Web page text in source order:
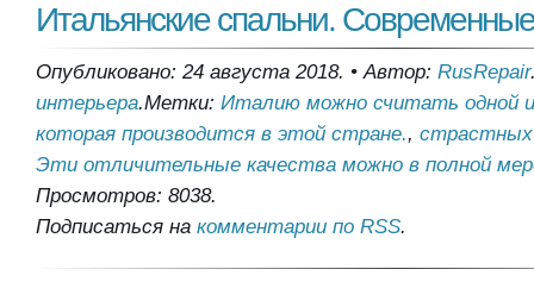
Итальянские спальни.
Опубликовано: 24 августа 2018. •Автор: RusRepair
интерьера.Метки: Италию можно считать одной
которая производится в этой стране., страстных
Эти отличительные качества можно в полной
Просмотров: 8038.
Подписаться на комментарии по RSS.